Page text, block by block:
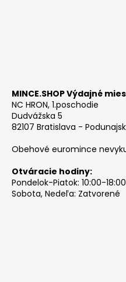
MINCE.SHOP Výdajné
NC HRON, 1.poschodie
Dudvážska 5
82107 Bratislava -
Obehové euromince
Otváracie hodiny:
Pondelok-Piatok: 10:00-18:00
Sobota, Nedeľa: Zatvorené